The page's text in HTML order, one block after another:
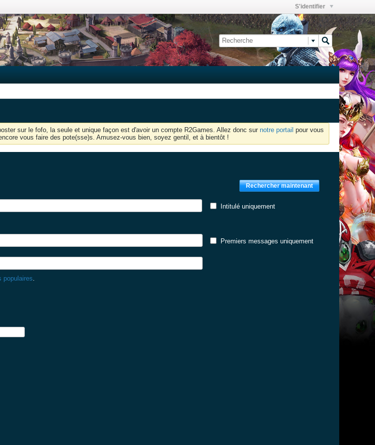
S'identifier
sur le fofo, la seule et unique façon est d'avoir un compte R2Games. Allez donc sur notre portail pour vous
vous faire des pote(sse)s. Amusez-vous bien, soyez gentil, et à bientôt !
Rechercher maintenant
Intitulé uniquement
Premiers messages uniquement
populaires.